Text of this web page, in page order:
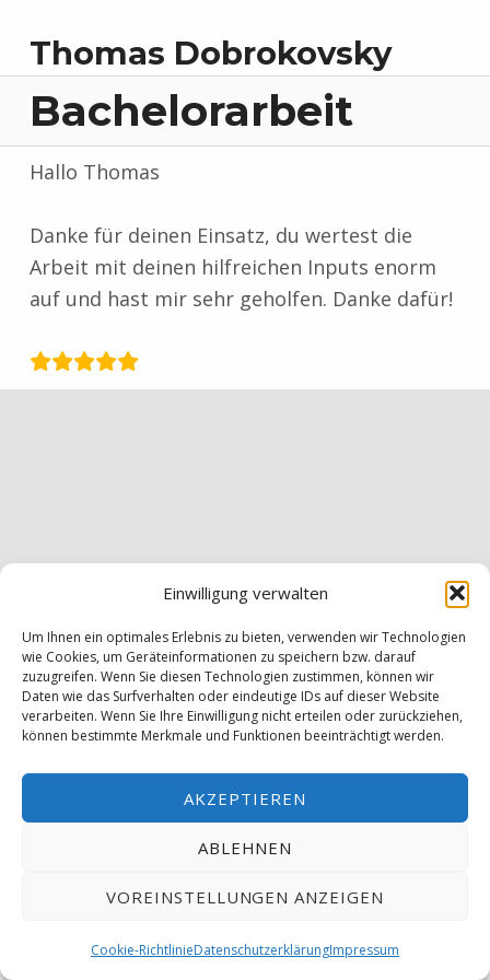
Einwilligung verwalten
Um Ihnen ein optimales Erlebnis zu bieten, verwenden wir Technologien
wie Cookies, um Geräteinformationen zu speichern bzw. darauf
zuzugreifen. Wenn Sie diesen Technologien zustimmen, können wir
Daten wie das Surfverhalten oder eindeutige IDs auf dieser Website
verarbeiten. Wenn Sie Ihre Einwilligung nicht erteilen oder zurückziehen,
können bestimmte Merkmale und Funktionen beeinträchtigt werden.
AKZEPTIEREN
ABLEHNEN
VOREINSTELLUNGEN ANZEIGEN
Cookie-RichtlinieDatenschutzerklärungImpressum
Thomas Dobrokovsky
MENÜ
Bachelorarbeit
Hallo Thomas
Danke für deinen Einsatz, du wertest die
Arbeit mit deinen hilfreichen Inputs enorm
auf und hast mir sehr geholfen. Danke dafür!